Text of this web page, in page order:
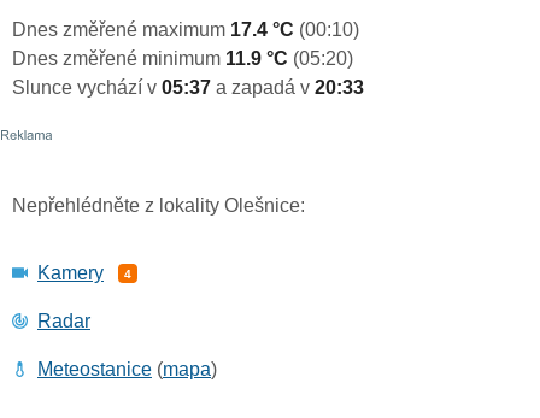
Dnes změřené maximum 17.4 °C (00:10)
Dnes změřené minimum 11.9 °C (05:20)
Slunce vychází v 05:37 a zapadá v 20:33
Nepřehlédněte z lokality Olešnice:
Kamery 4
Radar
Meteostanice (mapa)